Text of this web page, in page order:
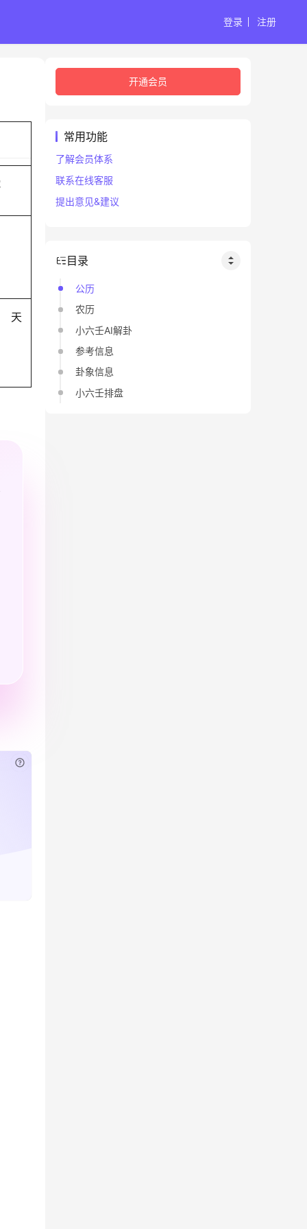
登录 注册
天
开通会员
常用功能
了解会员体系
联系在线客服
提出意见&建议
目录
公历
农历
小六壬AI解卦
参考信息
卦象信息
小六壬排盘